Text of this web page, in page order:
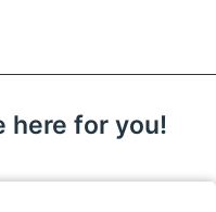
here for you!